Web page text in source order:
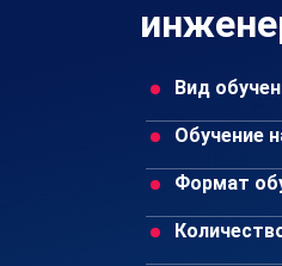
Вид
Обучение
Формат